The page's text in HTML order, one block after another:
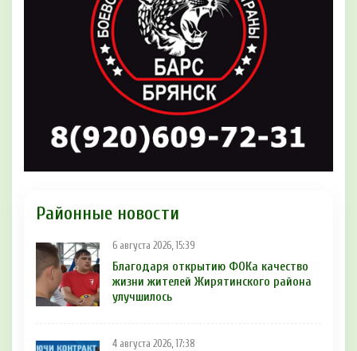
Районные новости
6 августа 2026, 15:39
Благодаря открытию ФОКа качество
жизни жителей Жирятинского района
улучшилось
4 августа 2026, 17:38